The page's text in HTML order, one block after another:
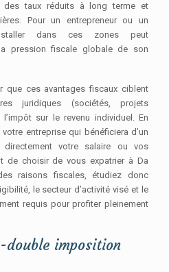
des taux réduits à long terme et
Pour un entrepreneur ou un
dans ces zones peut
pression fiscale globale de son
que ces avantages fiscaux ciblent
juridiques (sociétés, projets
sur le revenu individuel. En
entreprise qui bénéficiera d’un
directement votre salaire ou vos
de choisir de vous expatrier à Da
raisons fiscales, étudiez donc
le secteur d’activité visé et le
requis pour profiter pleinement
double imposition